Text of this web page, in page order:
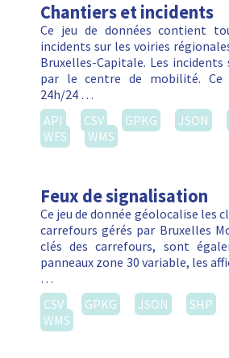
Chantiers et incidents
Ce jeu de données contient
incidents sur les voiries
Bruxelles-Capitale. Les
par le centre de mobilité. Ce
24h/24 …
API
CSV GPKG JSON
WFS
WMS
Feux de signalisation
Ce jeu de donnée géolocalise les
carrefours gérés par Bruxelles
clés des carrefours, sont
panneaux zone 30 variable, les
…
CSV
GPKG JSON SHP
WMS